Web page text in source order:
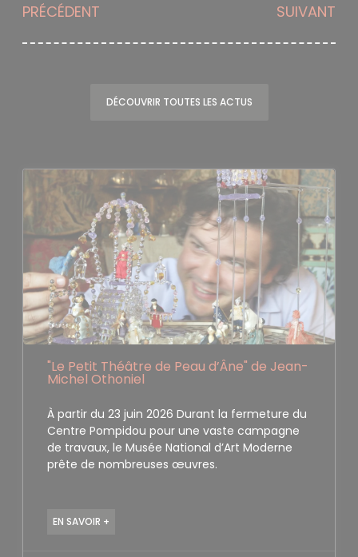
PRÉCÉDENT SUIVANT
DÉCOUVRIR TOUTES LES ACTUS
"Le Petit Théâtre de Peau d’Âne" de Jean-
Michel Othoniel
À partir du 23 juin 2026 Durant la fermeture du
Centre Pompidou pour une vaste campagne
de travaux, le Musée National d’Art Moderne
prête de nombreuses œuvres.
EN SAVOIR +